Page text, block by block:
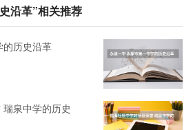
沿革”相关推荐
的历史沿革
泉中学的历史